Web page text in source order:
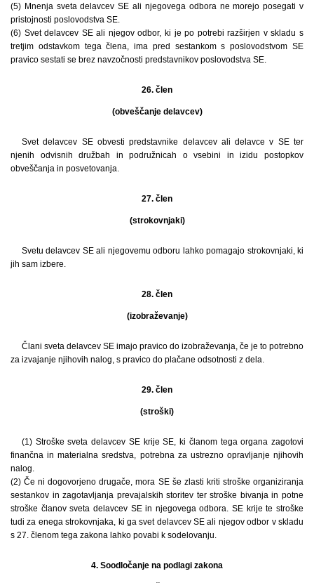
(5) Mnenja sveta delavcev SE ali njegovega odbora ne morejo posegati v
pristojnosti poslovodstva SE.
(6) Svet delavcev SE ali njegov odbor, ki je po potrebi razširjen v skladu s
tretjim odstavkom tega člena, ima pred sestankom s poslovodstvom SE
pravico sestati se brez navzočnosti predstavnikov poslovodstva SE.
26. člen
(obveščanje delavcev)
Svet delavcev SE obvesti predstavnike delavcev ali delavce v SE ter
njenih odvisnih družbah in podružnicah o vsebini in izidu postopkov
obveščanja in posvetovanja.
27. člen
(strokovnjaki)
Svetu delavcev SE ali njegovemu odboru lahko pomagajo strokovnjaki, ki
jih sam izbere.
28. člen
(izobraževanje)
Člani sveta delavcev SE imajo pravico do izobraževanja, če je to potrebno
za izvajanje njihovih nalog, s pravico do plačane odsotnosti z dela.
29. člen
(stroški)
(1) Stroške sveta delavcev SE krije SE, ki članom tega organa zagotovi
finančna in materialna sredstva, potrebna za ustrezno opravljanje njihovih
nalog.
(2) Če ni dogovorjeno drugače, mora SE še zlasti kriti stroške organiziranja
sestankov in zagotavljanja prevajalskih storitev ter stroške bivanja in potne
stroške članov sveta delavcev SE in njegovega odbora. SE krije te stroške
tudi za enega strokovnjaka, ki ga svet delavcev SE ali njegov odbor v skladu
s 27. členom tega zakona lahko povabi k sodelovanju.
4. Soodločanje na podlagi zakona